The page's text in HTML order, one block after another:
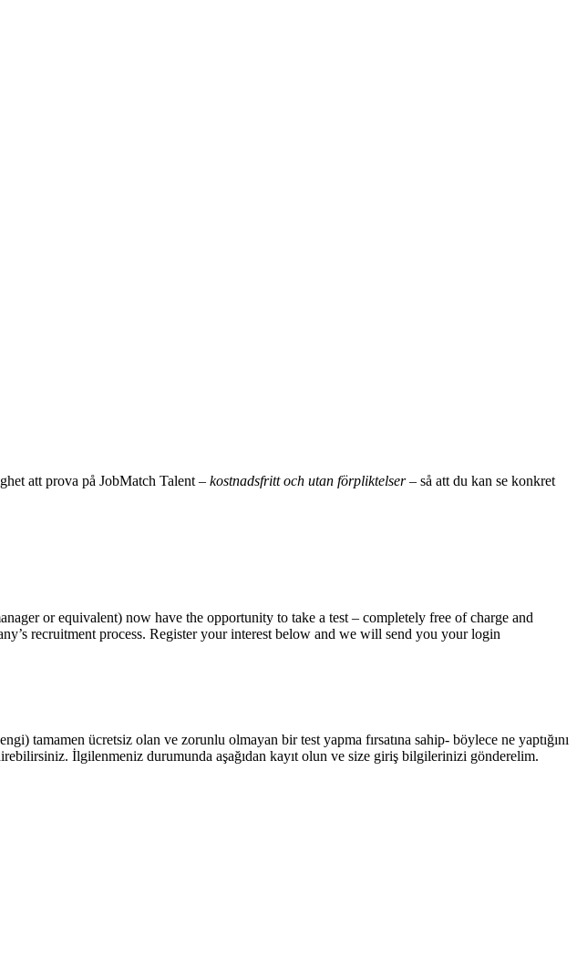
att prova på JobMatch Talent – kostnadsfritt och utan förpliktelser– så att du kan se konkret
or equivalent) now have the opportunity to take a test – completely free of charge and
recruitment process. Register your interest below and we will send you your login
tamamen ücretsiz olan ve zorunlu olmayan bir test yapma fırsatına sahip- böylece ne yaptığını
İlgilenmeniz durumunda aşağıdan kayıt olun ve size giriş bilgilerinizi gönderelim.